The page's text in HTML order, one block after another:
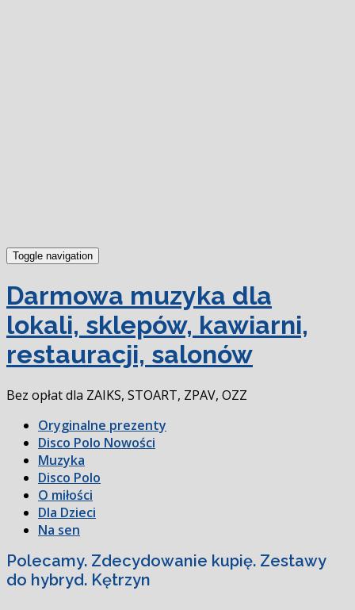
Toggle navigation
Darmowa muzyka dla
lokali, sklepów, kawiarni,
restauracji, salonów
Bez opłat dla ZAIKS, STOART, ZPAV, OZZ
Oryginalne prezenty
Disco Polo Nowości
Muzyka
Disco Polo
O miłości
Dla Dzieci
Na sen
Polecamy. Zdecydowanie kupię. Zestawy
do hybryd. Kętrzyn